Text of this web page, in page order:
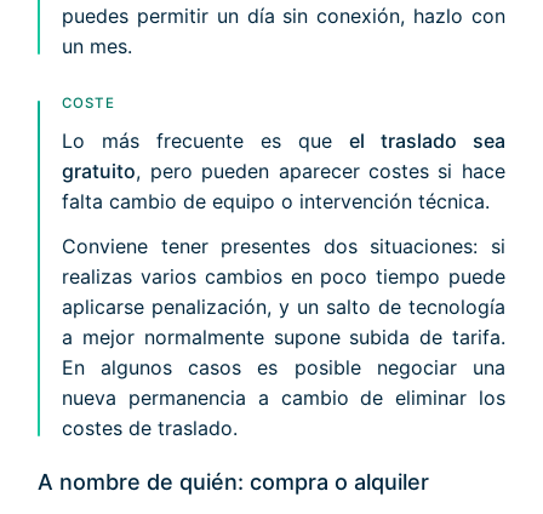
puedes permitir un día sin conexión, hazlo con
un mes.
COSTE
Lo más frecuente es que el traslado sea
gratuito, pero pueden aparecer costes si hace
falta cambio de equipo o intervención técnica.
Conviene tener presentes dos situaciones: si
realizas varios cambios en poco tiempo puede
aplicarse penalización, y un salto de tecnología
a mejor normalmente supone subida de tarifa.
En algunos casos es posible negociar una
nueva permanencia a cambio de eliminar los
costes de traslado.
A nombre de quién: compra o alquiler